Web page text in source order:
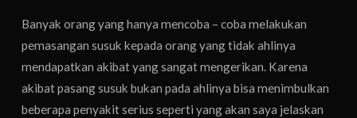
Banyak orang yang hanya mencoba – coba melakukan
pemasangan susuk kepada orang yang tidak ahlinya
mendapatkan akibat yang sangat mengerikan. Karena
akibat pasang susuk bukan pada ahlinya bisa menimbulkan
beberapa penyakit serius seperti yang akan saya jelaskan